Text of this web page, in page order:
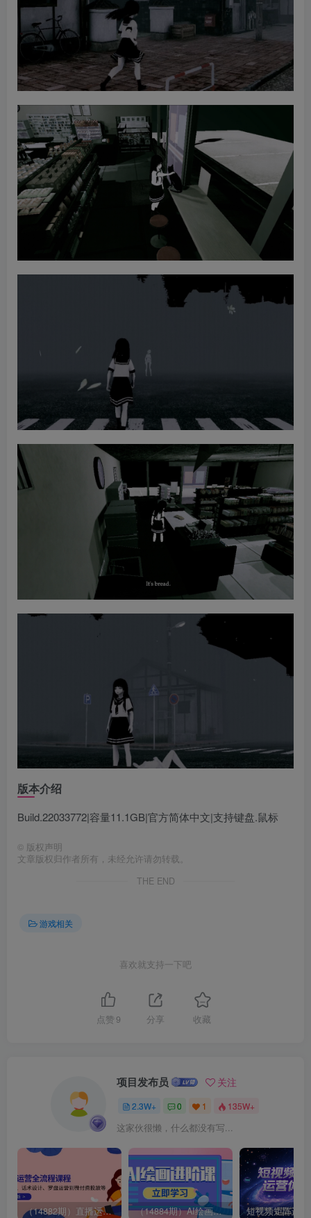
版本介绍
Build.22033772|容量11.1GB|官方简体中文|支持键盘.鼠标
© 版权声明
文章版权归作者所有，未经允许请勿转载。
THE END
游戏相关
喜欢就支持一下吧
点赞 9 分享 收藏
项目发布员 关注
2.3W+ 0 1 135W+
这家伙很懒，什么都没有写...
（14882期）直播运营全流程课程-5月更新：从起号、话术设计、罗盘运营到微付费投放等 （14884期）AI绘画进阶课，涵盖电商摄影等多领域，PS操作与AI工具使用全面教学